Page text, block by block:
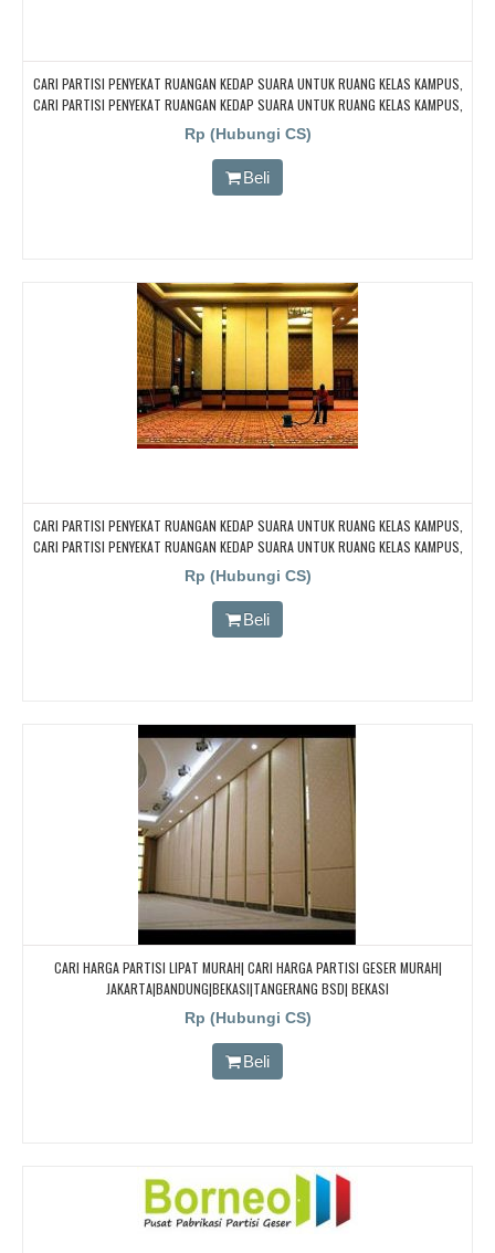
CARI PARTISI PENYEKAT RUANGAN KEDAP SUARA UNTUK RUANG KELAS KAMPUS,
CARI PARTISI PENYEKAT RUANGAN KEDAP SUARA UNTUK RUANG KELAS KAMPUS,
CARI PARTISI PENYEKAT RUANGAN KEDAP SUARA UNTUK RUANG KELAS KAMPUS,
CARI PARTISI PENYEKAT RUANGAN KEDAP SUARA UNTUK RUANG KELAS KAMPUS,
CARI PARTISI PENYEKAT RUANGAN KEDAP SUARA UNTUK RUANG KELAS KAMPUS
Rp (Hubungi CS)
Beli
CARI PARTISI PENYEKAT RUANGAN KEDAP SUARA UNTUK RUANG KELAS KAMPUS,
CARI PARTISI PENYEKAT RUANGAN KEDAP SUARA UNTUK RUANG KELAS KAMPUS,
CARI PARTISI PENYEKAT RUANGAN KEDAP SUARA UNTUK RUANG KELAS KAMPUS,
CARI PARTISI PENYEKAT RUANGAN KEDAP SUARA UNTUK RUANG KELAS KAMPUS,
CARI PARTISI PENYEKAT RUANGAN KEDAP SUARA UNTUK RUANG KELAS KAMPUS
Rp (Hubungi CS)
Beli
CARI HARGA PARTISI LIPAT MURAH| CARI HARGA PARTISI GESER MURAH|
JAKARTA|BANDUNG|BEKASI|TANGERANG BSD| BEKASI
Rp (Hubungi CS)
Beli